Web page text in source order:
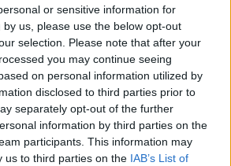
or sensitive information for
us, please use the below opt-out
selection. Please note that after your
you may continue seeing
on personal information utilized by
disclosed to third parties prior to
separately opt-out of the further
information by third parties on the
participants. This information may
us to third parties on the IAB’s List of